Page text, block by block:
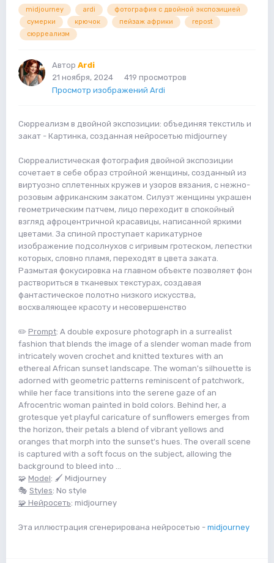
midjourney ardi
фотография с двойной экспозицией
сумерки
крючок пейзаж африки
repost
сюрреализм
Автор Ardi
21 ноября, 2024
419 просмотров
Просмотр изображений Ardi
Сюрреализм в двойной экспозиции: объединяя текстиль и
закат - Картинка, созданная нейросетью midjourney
Сюрреалистическая фотография двойной экспозиции
сочетает в себе образ стройной женщины, созданный из
виртуозно сплетенных кружев и узоров вязания, с нежно-
розовым африканским закатом. Силуэт женщины украшен
геометрическим патчем, лицо переходит в спокойный
взгляд афроцентричной красавицы, написанной яркими
цветами. За спиной проступает карикатурное
изображение подсолнухов с игривым гротеском, лепестки
которых, словно пламя, переходят в цвета заката.
Размытая фокусировка на главном объекте позволяет фон
раствориться в тканевых текстурах, создавая
фантастическое полотно низкого искусства,
восхваляющее красоту и несовершенство
✏️ Prompt: A double exposure photograph in a surrealist
fashion that blends the image of a slender woman made from
intricately woven crochet and knitted textures with an
ethereal African sunset landscape. The woman's silhouette is
adorned with geometric patterns reminiscent of patchwork,
while her face transitions into the serene gaze of an
Afrocentric woman painted in bold colors. Behind her, a
grotesque yet playful caricature of sunflowers emerges from
the horizon, their petals a blend of vibrant yellows and
oranges that morph into the sunset's hues. The overall scene
is captured with a soft focus on the subject, allowing the
background to bleed into ...
🧩 Model: 🖌 Midjourney
🎭 Styles: No style
🧩 Нейросеть: midjourney
Эта иллюстрация сгенерирована нейросетью - midjourney